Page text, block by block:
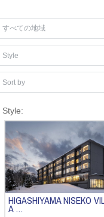
Style:
HIGASHIYAMA NISEKO
A …